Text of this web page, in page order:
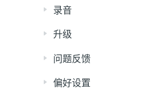
录音
升级
问题反馈
偏好设置